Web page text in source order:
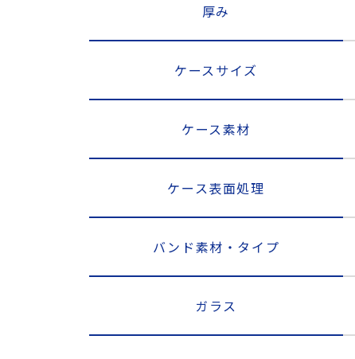
厚み
ケースサイズ
ケース素材
ケース表面処理
バンド素材・タイプ
ガラス